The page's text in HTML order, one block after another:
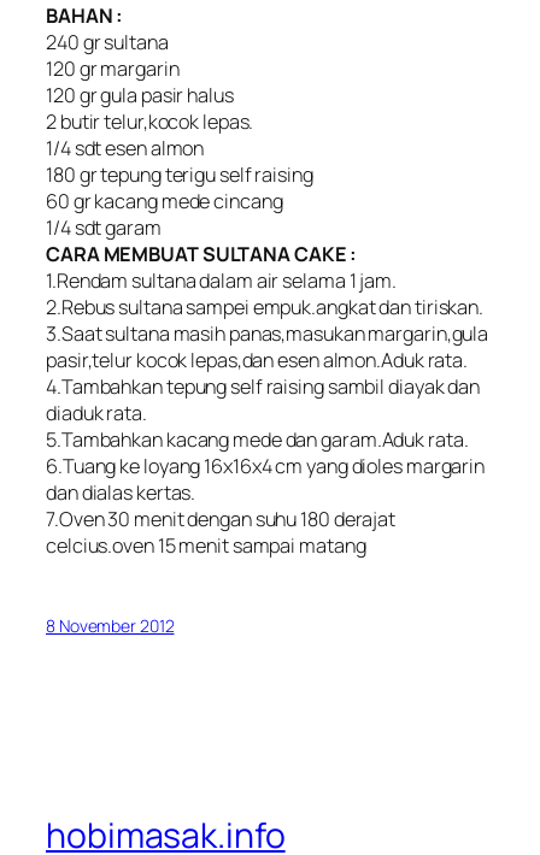
BAHAN :
240 gr sultana
120 gr margarin
120 gr gula pasir halus
2 butir telur,kocok lepas.
1/4 sdt esen almon
180 gr tepung terigu self raising
60 gr kacang mede cincang
1/4 sdt garam
CARA MEMBUAT SULTANA CAKE :
1.Rendam sultana dalam air selama 1 jam.
2.Rebus sultana sampei empuk.angkat dan tiriskan.
3.Saat sultana masih panas,masukan margarin,gula
pasir,telur kocok lepas,dan esen almon.Aduk rata.
4.Tambahkan tepung self raising sambil diayak dan
diaduk rata.
5.Tambahkan kacang mede dan garam.Aduk rata.
6.Tuang ke loyang 16x16x4 cm yang dioles margarin
dan dialas kertas.
7.Oven 30 menit dengan suhu 180 derajat
celcius.oven 15 menit sampai matang
8 November 2012
hobimasak.info